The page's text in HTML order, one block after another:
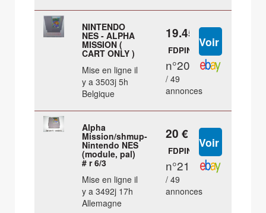
NINTENDO
NES - ALPHA
MISSION (
CART ONLY )
Mise en ligne il
y a 3503j 5h
Belgique
19.45 €
FDPIN
n°20
/ 49
annonces
Alpha
Mission/shmup-
Nintendo NES
(module, pal)
# r 6/3
Mise en ligne il
y a 3492j 17h
Allemagne
20 €
FDPIN
n°21
/ 49
annonces